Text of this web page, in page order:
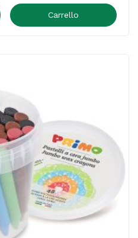
cera
100
mm
-
Primo
astuccio
24
Carrello